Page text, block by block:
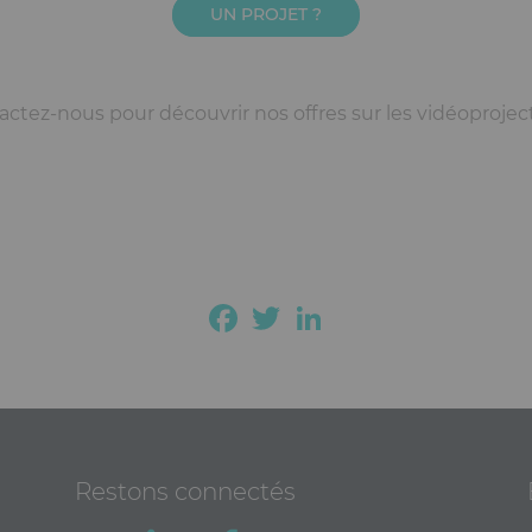
UN PROJET ?
nous pour découvrir nos offres sur les
Facebook
Twitter
Restons connectés